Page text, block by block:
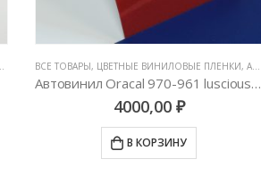
ВСЕ ТОВАРЫ, ЦВЕТНЫЕ ВИНИЛОВЫЕ ПЛЕНКИ, АВТОВИНИЛ ORACAL (ГЕРМАНИЯ)
Автовинил Oracal 970-961 luscious lips – красный, глянец
4000,00 ₽
В КОРЗИНУ